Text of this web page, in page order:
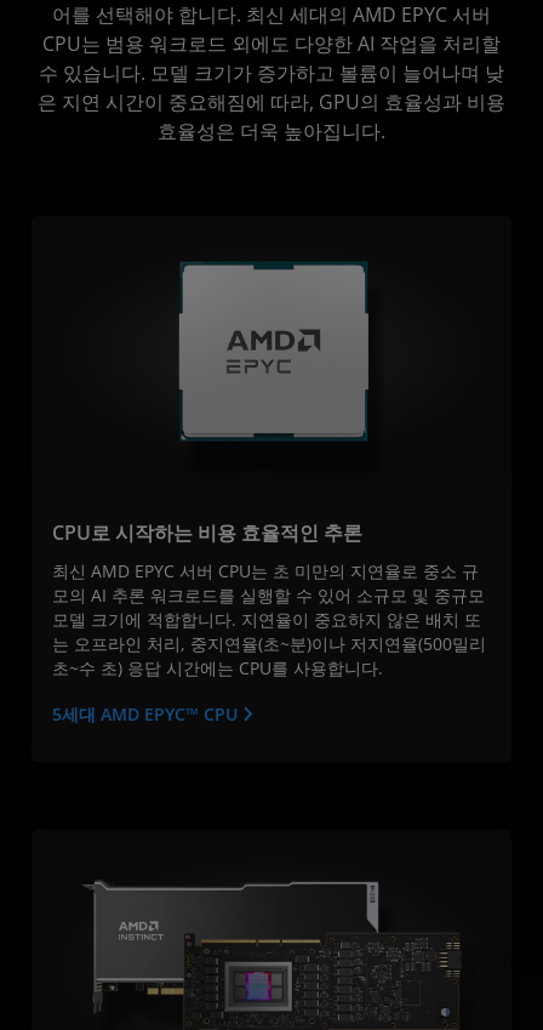
어를 선택해야 합니다. 최신 세대의 AMD EPYC 서버
CPU는 범용 워크로드 외에도 다양한 AI 작업을 처리할
수 있습니다. 모델 크기가 증가하고 볼륨이 늘어나며 낮
은 지연 시간이 중요해짐에 따라, GPU의 효율성과 비용
효율성은 더욱 높아집니다.
CPU로 시작하는 비용 효율적인 추론
최신 AMD EPYC 서버 CPU는 초 미만의 지연율로 중소 규
모의 AI 추론 워크로드를 실행할 수 있어 소규모 및 중규모
모델 크기에 적합합니다. 지연율이 중요하지 않은 배치 또
는 오프라인 처리, 중지연율(초~분)이나 저지연율(500밀리
초~수 초) 응답 시간에는 CPU를 사용합니다.
5세대 AMD EPYC™ CPU